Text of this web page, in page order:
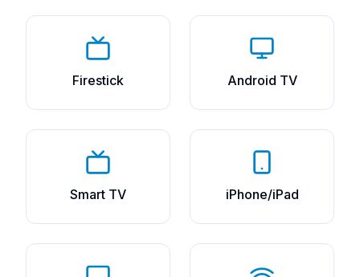
Firestick Android TV
Smart TV iPhone/iPad